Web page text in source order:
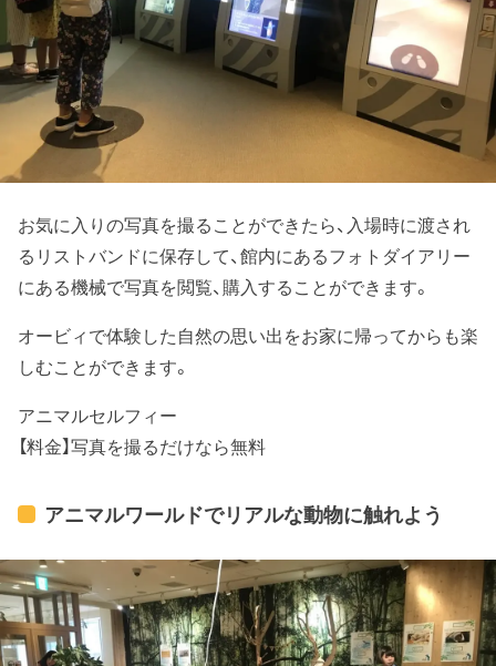
お気に入りの写真を撮ることができたら、入場時に渡され
るリストバンドに保存して、館内にあるフォトダイアリー
にある機械で写真を閲覧、購入することができます。
オービィで体験した自然の思い出をお家に帰ってからも楽
しむことができます。
アニマルセルフィー
【料金】写真を撮るだけなら無料
アニマルワールドでリアルな動物に触れよう